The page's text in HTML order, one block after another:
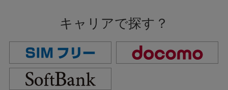
キャリアで探す？